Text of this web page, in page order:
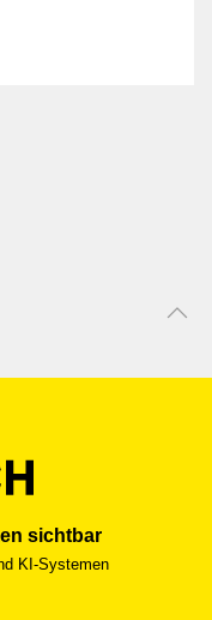
sichtbar
KI-Systemen